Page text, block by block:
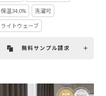
保温34.0% 洗濯可
ライトウェーブ
無料サンプル請求